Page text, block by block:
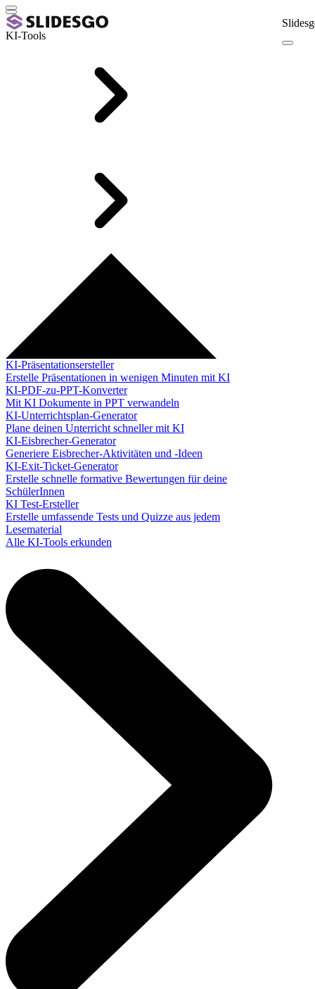
KI-Tools
KI-Präsentationsersteller
Erstelle Präsentationen in wenigen Minuten mit KI
KI-PDF-zu-PPT-Konverter
Mit KI Dokumente in PPT verwandeln
KI-Unterrichtsplan-Generator
Plane deinen Unterricht schneller mit KI
KI-Eisbrecher-Generator
Generiere Eisbrecher-Aktivitäten und -Ideen
KI-Exit-Ticket-Generator
Erstelle schnelle formative Bewertungen für deine
SchülerInnen
KI Test-Ersteller
Erstelle umfassende Tests und Quizze aus jedem
Lesematerial
Alle KI-Tools erkunden